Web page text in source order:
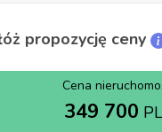
propozycję ceny
Cena
349 700